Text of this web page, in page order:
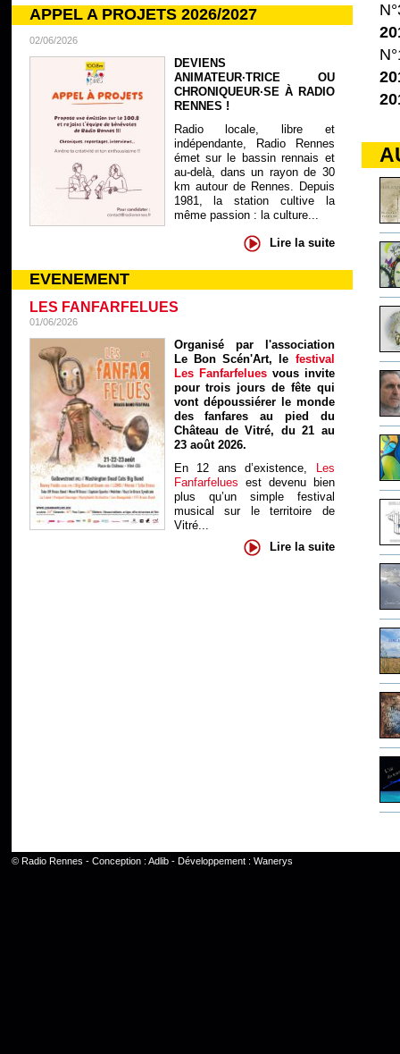
APPEL A PROJETS 2026/2027
02/06/2026
DEVIENS
ANIMATEUR·TRICE OU
CHRONIQUEUR·SE À RADIO
RENNES !
Radio locale, libre et
indépendante, Radio Rennes
émet sur le bassin rennais et
au-delà, dans un rayon de 30
km autour de Rennes. Depuis
1981, la station cultive la
même passion : la culture...
Lire la suite
EVENEMENT
LES FANFARFELUES
01/06/2026
Organisé par l'association
Le Bon Scén'Art, le festival
Les Fanfarfelues vous invite
pour trois jours de fête qui
vont dépoussiérer le monde
des fanfares au pied du
Château de Vitré, du 21 au
23 août 2026.
En 12 ans d’existence, Les
Fanfarfelues est devenu bien
plus qu’un simple festival
musical sur le territoire de
Vitré...
Lire la suite
© Radio Rennes - Conception : Adlib- Développement : Wanerys